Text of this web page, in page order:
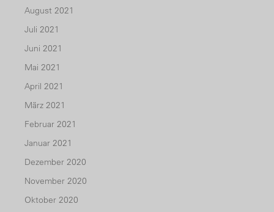
August 2021
Juli 2021
Juni 2021
Mai 2021
April 2021
März 2021
Februar 2021
Januar 2021
Dezember 2020
November 2020
Oktober 2020